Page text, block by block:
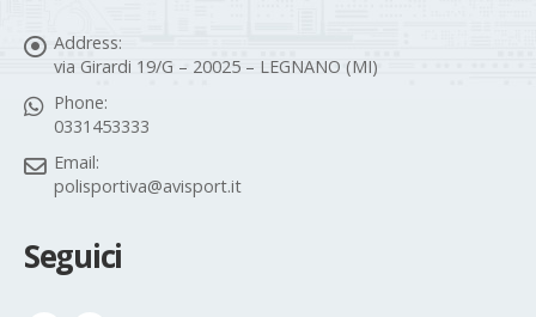
Address:
via Girardi 19/G – 20025 – LEGNANO (MI)
Phone:
0331453333
Email:
polisportiva@avisport.it
Seguici